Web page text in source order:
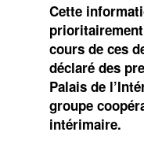
Cette
cours de ces
déclaré des
Palais de
groupe
intérimaire.